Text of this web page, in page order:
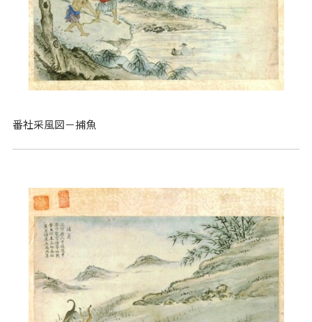
番社采風図－捕魚